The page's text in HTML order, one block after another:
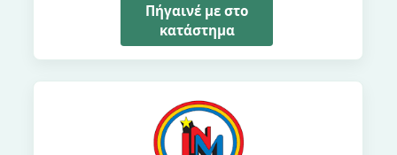
Πήγαινέ με στο
κατάστημα